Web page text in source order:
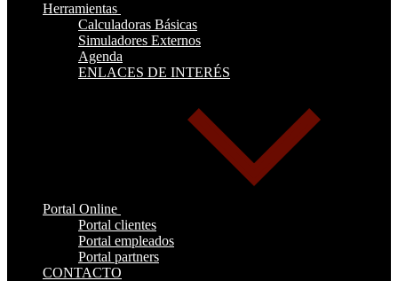
Herramientas
Calculadoras Básicas
Simuladores Externos
Agenda
ENLACES DE INTERÉS
Portal Online
Portal clientes
Portal empleados
Portal partners
CONTACTO